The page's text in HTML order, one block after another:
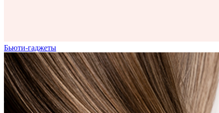
Бьюти-гаджеты